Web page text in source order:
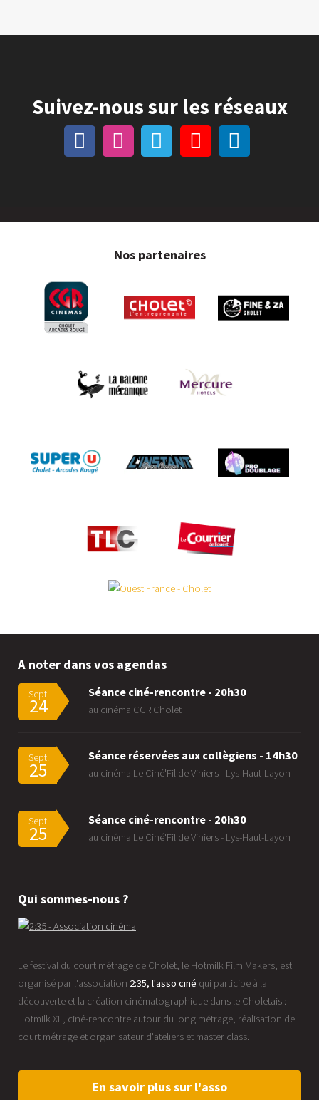
Suivez-nous sur les réseaux
Nos partenaires
A noter dans vos agendas
Sept.
24
Séance ciné-rencontre - 20h30
au cinéma CGR Cholet
Sept.
25
Séance réservées aux collègiens - 14h30
au cinéma Le Ciné'Fil de Vihiers - Lys-Haut-Layon
Sept.
25
Séance ciné-rencontre - 20h30
au cinéma Le Ciné'Fil de Vihiers - Lys-Haut-Layon
Qui sommes-nous ?
Le festival du court métrage de Cholet, le Hotmilk Film Makers, est
organisé par l'association 2:35, l'asso ciné qui participe à la
découverte et la création cinématographique dans le Choletais :
Hotmilk XL, ciné-rencontre autour du long métrage, réalisation de
court métrage et organisateur d'ateliers et master class.
En savoir plus sur l'asso